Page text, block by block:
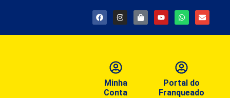
Minha
Conta
Portal do
Franqueado